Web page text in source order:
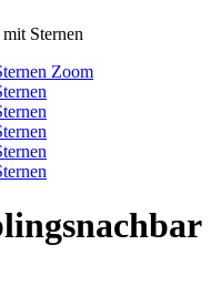
Sternen
Zoom